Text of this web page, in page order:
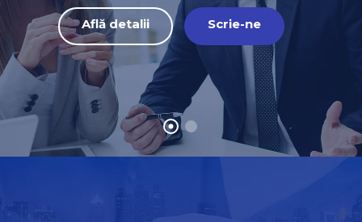
Află detalii Scrie-ne